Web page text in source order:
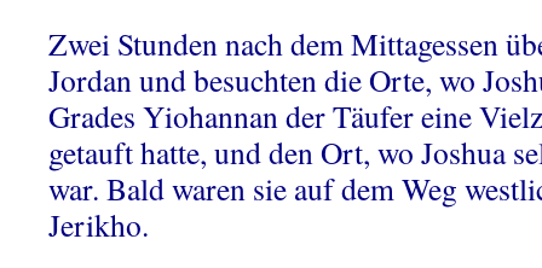
Zwei Stunden nach dem Mittagessen
Jordan und besuchten die Orte, wo
Grades Yiohannan der Täufer eine
getauft hatte, und den Ort, wo Joshua
war. Bald waren sie auf dem Weg
Jerikho.